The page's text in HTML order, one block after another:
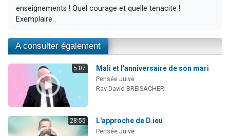
enseignements ! Quel courage et quelle tenacite !
Exemplaire .
A consulter également
5:07 Mali et l'anniversaire de son mari
Pensée Juive
Rav David BREISACHER
28:55 L'approche de D.ieu
Pensée Juive